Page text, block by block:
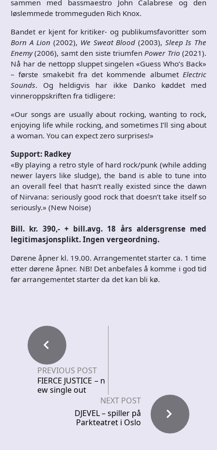
sammen med bassmaestro John Calabrese og den
løslemmede trommeguden Rich Knox.
Bandet er kjent for kritiker- og publikumsfavoritter som
Born A Lion (2002), We Sweat Blood (2003), Sleep Is The
Enemy(2006), samt den siste triumfenPower Trio (2021).
Nå har de nettopp sluppet singelen «Guess Who’s Back»
– første smakebit fra det kommende albumet Electric
Sounds. Og heldigvis har ikke Danko køddet med
vinneroppskriften fra tidligere:
«Our songs are usually about rocking, wanting to rock,
enjoying life while rocking, and sometimes I’ll sing about
a woman. You can expect zero surprises!»
Support: Radkey
«By playing a retro style of hard rock/punk (while adding
newer layers like sludge), the band is able to tune into
an overall feel that hasn’t really existed since the dawn
of Nirvana: seriously good rock that doesn’t take itself so
seriously.» (New Noise)
Bill. kr. 390,- + bill.avg. 18 års aldersgrense med
legitimasjonsplikt. Ingen vergeordning.
Dørene åpner kl. 19.00. Arrangementet starter ca. 1 time
etter dørene åpner. NB! Det anbefales å komme i god tid
før arrangementet starter da det kan bli kø.
PREVIOUS POST
FIERCE JUSTICE – n
ew single out
NEXT POST
DJEVEL – spiller på
Parkteatret i Oslo